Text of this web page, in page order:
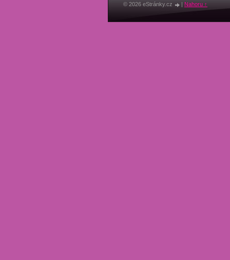
© 2026 eStránky.cz | Nahoru ↑